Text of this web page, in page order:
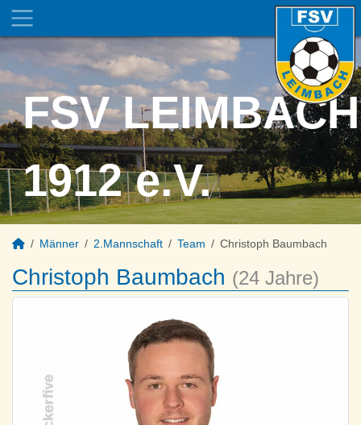
FSV LEIMBACH
1912 e.V.
Männer 2.Mannschaft Team Christoph Baumbach
Christoph Baumbach (24 Jahre)